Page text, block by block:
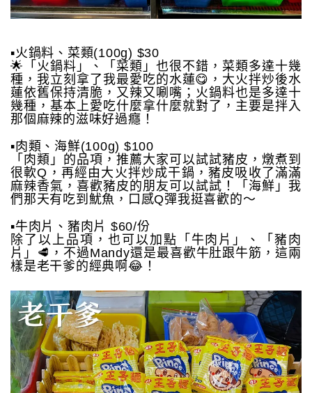
▪️火鍋料、菜類(100g) $30
🌟「火鍋料」、「菜類」也很不錯，菜類多達十幾
種，我立刻拿了我最愛吃的水蓮😋，大火拌炒後水
蓮依舊保持清脆，又辣又唰嘴；火鍋料也是多達十
幾種，基本上愛吃什麼拿什麼就對了，主要是拌入
那個麻辣的滋味好過癮！
▪️肉類、海鮮(100g) $100
「肉類」的品項，推薦大家可以試試豬皮，燉煮到
很軟Q，再經由大火拌炒成干鍋，豬皮吸收了滿滿
麻辣香氣，喜歡豬皮的朋友可以試試！「海鮮」我
們那天有吃到魷魚，口感Q彈我挺喜歡的～
▪️牛肉片、豬肉片 $60/份
除了以上品項，也可以加點「牛肉片」、「豬肉
片」🥩，不過Mandy還是最喜歡牛肚跟牛筋，這兩
樣是老干爹的經典啊😂！